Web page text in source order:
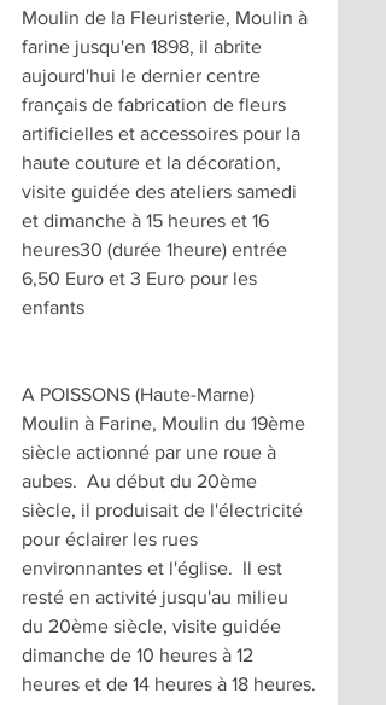
Moulin de la Fleuristerie, Moulin à
farine jusqu'en 1898, il abrite
aujourd'hui le dernier centre
français de fabrication de fleurs
artificielles et accessoires pour la
haute couture et la décoration,
visite guidée des ateliers samedi
et dimanche à 15 heures et 16
heures30 (durée 1heure) entrée
6,50 Euro et 3 Euro pour les
enfants
A POISSONS (Haute-Marne)
Moulin à Farine, Moulin du 19ème
siècle actionné par une roue à
aubes.  Au début du 20ème
siècle, il produisait de l'électricité
pour éclairer les rues
environnantes et l'église.  Il est
resté en activité jusqu'au milieu
du 20ème siècle, visite guidée
dimanche de 10 heures à 12
heures et de 14 heures à 18 heures.